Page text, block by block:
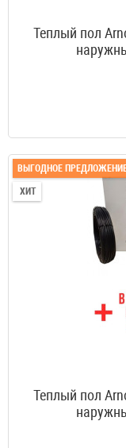
Теплый пол
ВЫГОДНОЕ
ХИТ
Теплый пол